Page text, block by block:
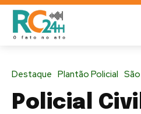
Destaque Plantão Policial
Policial